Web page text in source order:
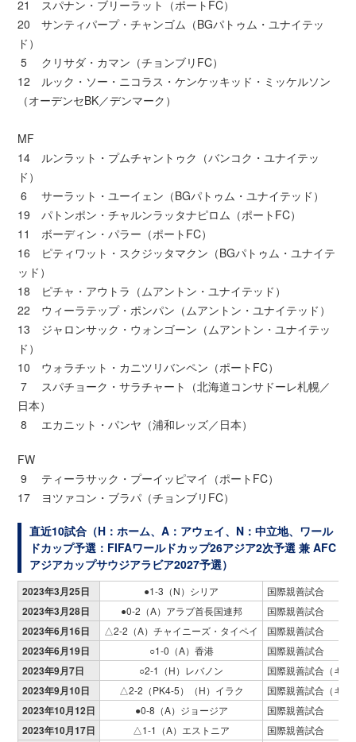
21 スパナン・ブリーラット（ポートFC）
20 サンティパープ・チャンゴム（BGパトゥム・ユナイテッ
ド）
5 クリサダ・カマン（チョンブリFC）
12 ルック・ソー・ニコラス・ケンケッキッド・ミッケルソン
（オーデンセBK／デンマーク）
MF
14 ルンラット・プムチャントゥク（バンコク・ユナイテッ
ド）
6 サーラット・ユーイェン（BGパトゥム・ユナイテッド）
19 パトンポン・チャルンラッタナピロム（ポートFC）
11 ボーディン・パラー（ポートFC）
16 ピティワット・スクジッタマクン（BGパトゥム・ユナイテ
ッド）
18 ピチャ・アウトラ（ムアントン・ユナイテッド）
22 ウィーラテップ・ポンパン（ムアントン・ユナイテッド）
13 ジャロンサック・ウォンゴーン（ムアントン・ユナイテッ
ド）
10 ウォラチット・カニツリバンペン（ポートFC）
7 スパチョーク・サラチャート（北海道コンサドーレ札幌／
日本）
8 エカニット・パンヤ（浦和レッズ／日本）
FW
9 ティーラサック・プーイッピマイ（ポートFC）
17 ヨツァコン・ブラパ（チョンブリFC）
直近10試合（H：ホーム、A：アウェイ、N：中立地、ワール
ドカップ予選：FIFAワールドカップ26アジア2次予選 兼 AFC
アジアカップサウジアラビア2027予選）
2023年3月25日 ●1-3（N）シリア 国際親善試合
2023年3月28日 ●0-2（A）アラブ首長国連邦 国際親善試合
2023年6月16日 △2-2（A）チャイニーズ・タイペイ 国際親善試合
2023年6月19日 ○1-0（A）香港 国際親善試合
2023年9月7日 ○2-1（H）レバノン 国際親善試合（キ
2023年9月10日 △2-2（PK4-5）（H）イラク 国際親善試合（キ
2023年10月12日 ●0-8（A）ジョージア 国際親善試合
2023年10月17日 △1-1（A）エストニア 国際親善試合